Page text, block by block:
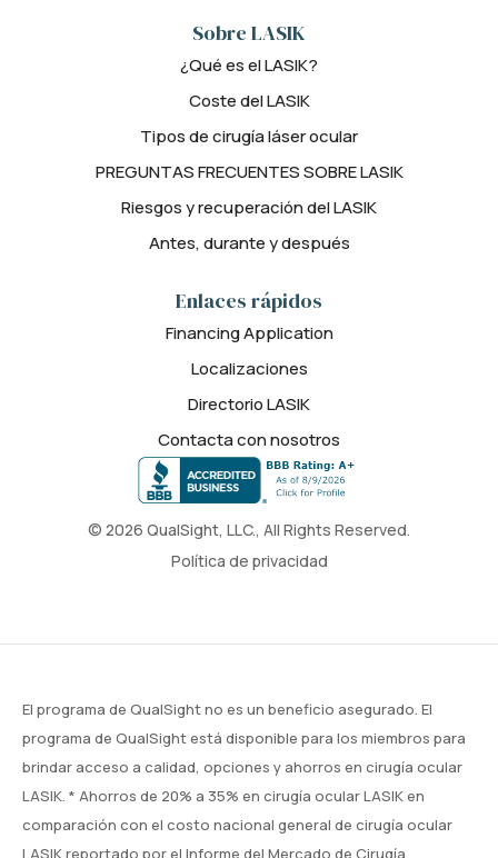
© 2026 QualSight, LLC., All Rights Reserved.
Política de privacidad
Sobre LASIK
¿Qué es el LASIK?
Coste del LASIK
Tipos de cirugía láser ocular
PREGUNTAS FRECUENTES SOBRE LASIK
Riesgos y recuperación del LASIK
Antes, durante y después
Enlaces rápidos
Financing Application
Localizaciones
Directorio LASIK
Contacta con nosotros
El programa de QualSight no es un beneficio asegurado. El
programa de QualSight está disponible para los miembros para
brindar acceso a calidad, opciones y ahorros en cirugía ocular
LASIK. * Ahorros de 20% a 35% en cirugía ocular LASIK en
comparación con el costo nacional general de cirugía ocular
LASIK reportado por el Informe del Mercado de Cirugía